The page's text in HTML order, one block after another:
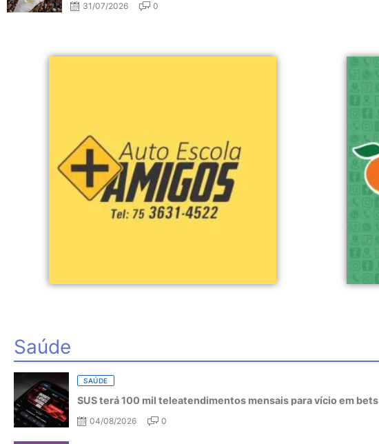
31/07/2026 0
Saúde
SAÚDE
SUS terá 100 mil teleatendimentos mensais para vício em bets
04/08/2026 0